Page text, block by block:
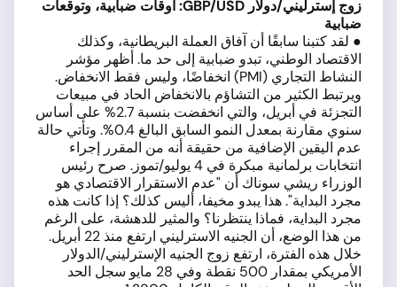
زوج إسترليني/دولار
أوقات ضبابية، وتوقعات
ضبابية
● لقد كتبنا سابقًا أن آفاق العملة البريطانية، وكذلك
الاقتصاد الوطني، تبدو ضبابية إلى حد ما. أظهر مؤشر
النشاط التجاري (PMI) انخفاضًا، وليس فقط الانخفاض.
ويرتبط الكثير من التشاؤم بالانخفاض الحاد في مبيعات
التجزئة في أبريل، والتي انخفضت بنسبة 2.7% على أساس
سنوي مقارنة بمعدل النمو السابق البالغ 0.4%. وتأتي حالة
عدم اليقين الإضافية من حقيقة أنه من المقرر إجراء
انتخابات برلمانية مبكرة في 4 يوليو/تموز. صرح رئيس
الوزراء ريشي سوناك أن "عدم الاستقرار الاقتصادي هو
مجرد البداية". هذا يبدو مخيفا، أليس كذلك؟ إذا كانت هذه
مجرد البداية، فماذا ينتظرنا؟ والمثير للدهشة، على الرغم
من هذا الوضع، أن الجنيه الاسترليني ارتفع منذ 22 أبريل.
خلال هذه الفترة، ارتفع زوج الجنيه الإسترليني/الدولار
الأمريكي بمقدار 500 نقطة وفي 28 مايو سجل الحد